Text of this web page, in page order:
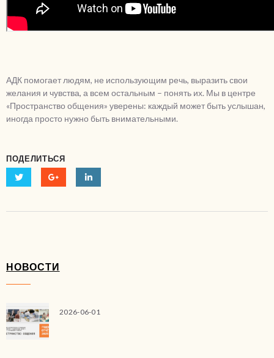
АДК помогает людям, не использующим речь, выразить свои
желания и чувства, а всем остальным – понять их. Мы в центре
«Пространство общения» уверены: каждый может быть услышан,
иногда просто нужно быть внимательными.
ПОДЕЛИТЬСЯ
НОВОСТИ
2026-06-01